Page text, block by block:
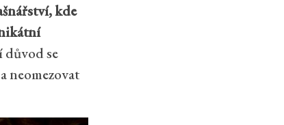
kde
důvod se
neomezovat